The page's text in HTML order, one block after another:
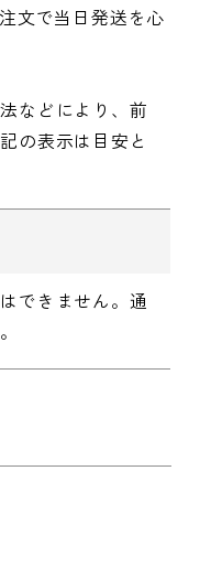
文で当日発送を心
などにより、前
の表示は目安と
できません。通